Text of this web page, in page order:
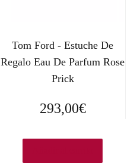
Tom Ford - Estuche De
Regalo Eau De Parfum Rose
Prick
293,00€